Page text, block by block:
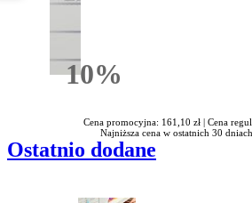
10%Rabatu
Cena promocyjna: 161,10 zł | Cena
Najniższa cena w ostatnich 30
Ostatnio dodane